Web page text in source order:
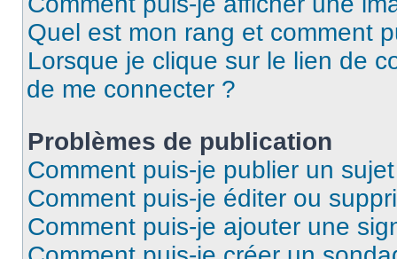
Quel est mon rang et comment
Lorsque je clique sur le lien de
de me connecter ?
Problèmes de publication
Comment puis-je publier un
Comment puis-je éditer ou
Comment puis-je ajouter une